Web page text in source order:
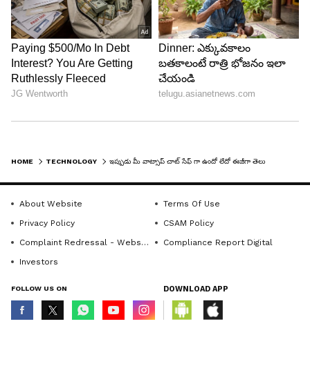
HOME TECHNOLOGY
About Website
Terms Of Use
Privacy Policy
CSAM Policy
Complaint Redressal - Website
Compliance Report Digital
Investors
FOLLOW US ON DOWNLOAD APP